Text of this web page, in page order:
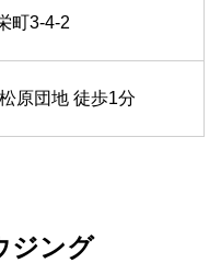
町3-4-2
原団地 徒歩1分
ジング